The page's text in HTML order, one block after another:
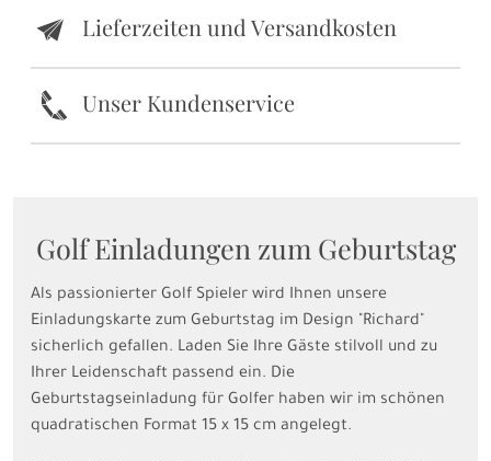
e Lieferzeiten und Versandkosten
k Unser Kundenservice
Golf Einladungen zum Geburtstag
Als passionierter Golf Spieler wird Ihnen unsere
Einladungskarte zum Geburtstag im Design "Richard"
sicherlich gefallen. Laden Sie Ihre Gäste stilvoll und zu
Ihrer Leidenschaft passend ein. Die
Geburtstagseinladung für Golfer haben wir im schönen
quadratischen Format 15 x 15 cm angelegt.